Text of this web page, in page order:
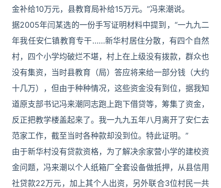
金补给10万元，县教育局补给15万元。”冯来潮说。
据2005年闫某选的一份手写证明材料中提到，“一九九二
年我任安仁镇教育专干……新华村居住分散，有四个自然
村，四个小学均破烂不堪，村上在上级没有拨款，群众也
没有集资，当时县教育（局）答应将来给一部分钱（大约
十几万），但由于种种情况，这些资金没有到位，据我知
道原支部书记冯来潮同志跑上跑下借贷等，筹集了资金，
反正把教学楼盖起来了。我一九九五年八月离开了安仁去
范家工作，截至当时各种款却没到位。特此证明。”
由于新华村没有贷款资格，为了解决余家营小学的建校资
金问题，冯来潮以个人纸箱厂全套设备做抵押，从县信用
社贷款22万元，加上其个人出资，另外联合3位村民一共